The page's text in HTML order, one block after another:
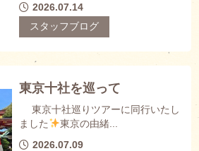
2026.07.14
スタッフブログ
東京十社を巡って
東京十社巡りツアーに同行いたし
ました
東京の由緒...
2026.07.09